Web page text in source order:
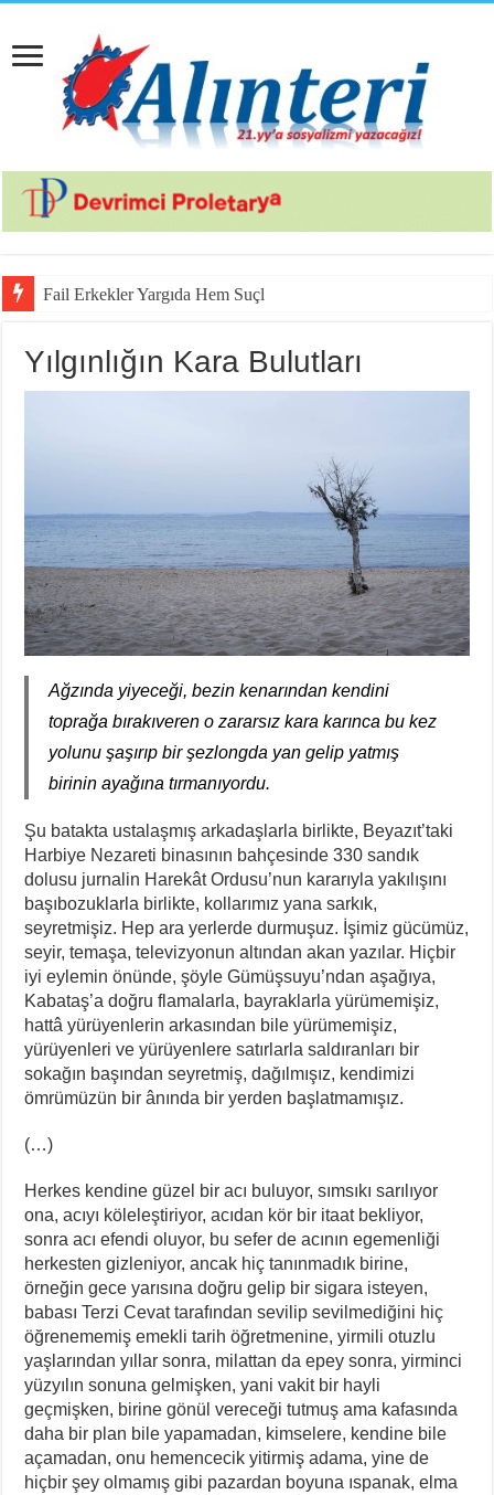
Fail Erkekler Yargıda Hem Suçlu Hem Güçlü
Yılgınlığın Kara Bulutları
Ağzında yiyeceği, bezin kenarından kendini
toprağa bırakıveren o zararsız kara karınca bu kez
yolunu şaşırıp bir şezlongda yan gelip yatmış
birinin ayağına tırmanıyordu.
Şu batakta ustalaşmış arkadaşlarla birlikte, Beyazıt’taki
Harbiye Nezareti binasının bahçesinde 330 sandık
dolusu jurnalin Harekât Ordusu’nun kararıyla yakılışını
başıbozuklarla birlikte, kollarımız yana sarkık,
seyretmişiz. Hep ara yerlerde durmuşuz. İşimiz gücümüz,
seyir, temaşa, televizyonun altından akan yazılar. Hiçbir
iyi eylemin önünde, şöyle Gümüşsuyu’ndan aşağıya,
Kabataş’a doğru flamalarla, bayraklarla yürümemişiz,
hattâ yürüyenlerin arkasından bile yürümemişiz,
yürüyenleri ve yürüyenlere satırlarla saldıranları bir
sokağın başından seyretmiş, dağılmışız, kendimizi
ömrümüzün bir ânında bir yerden başlatmamışız.
(…)
Herkes kendine güzel bir acı buluyor, sımsıkı sarılıyor
ona, acıyı köleleştiriyor, acıdan kör bir itaat bekliyor,
sonra acı efendi oluyor, bu sefer de acının egemenliği
herkesten gizleniyor, ancak hiç tanınmadık birine,
örneğin gece yarısına doğru gelip bir sigara isteyen,
babası Terzi Cevat tarafından sevilip sevilmediğini hiç
öğrenememiş emekli tarih öğretmenine, yirmili otuzlu
yaşlarından yıllar sonra, milattan da epey sonra, yirminci
yüzyılın sonuna gelmişken, yani vakit bir hayli
geçmişken, birine gönül vereceği tutmuş ama kafasında
daha bir plan bile yapamadan, kimselere, kendine bile
açamadan, onu hemencecik yitirmiş adama, yine de
hiçbir şey olmamış gibi pazardan boyuna ıspanak, elma